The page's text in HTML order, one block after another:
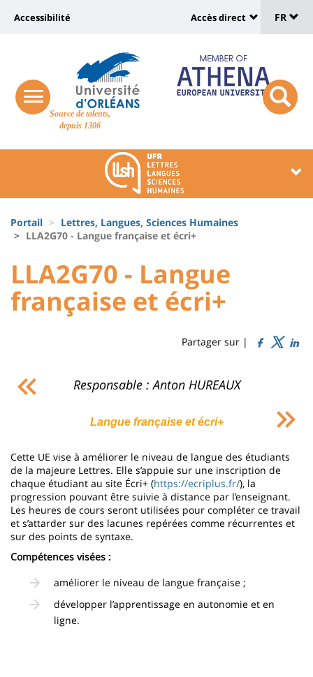
Site
Source de talents,
depuis 1306
Recherche
responsive
menu
button
Université
vers
page
accessibilité
Accessibilité
:
Shortcut
links
Accès direct
de
FR
Block
liste
composantes
d'Ariane
Portail
Lettres, Langues, Sciences Humaines
LLA2G70 - Langue française et écri+
University
:
Sidebar
University
:
Main
Titre
LLA2G70 - Langue
française et écri+
Partager sur |
Contenu
de
principale
Responsable : Anton HUREAUX
Langue française et écri+
Cette UE vise à améliorer le niveau de langue des étudiants
de la majeure Lettres. Elle s’appuie sur une inscription de
chaque étudiant au site Écri+ (https://ecriplus.fr/), la
progression pouvant être suivie à distance par l’enseignant.
Les heures de cours seront utilisées pour compléter ce travail
et s’attarder sur des lacunes repérées comme récurrentes et
sur des points de syntaxe.
Compétences visées :
améliorer le niveau de langue française ;
développer l’apprentissage en autonomie et en
ligne.